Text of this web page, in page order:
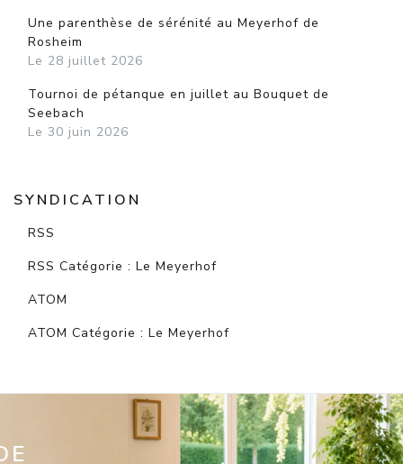
Une parenthèse de sérénité au Meyerhof de
Rosheim
Le 28 juillet 2026
Tournoi de pétanque en juillet au Bouquet de
Seebach
Le 30 juin 2026
SYNDICATION
RSS
RSS Catégorie : Le Meyerhof
ATOM
ATOM Catégorie : Le Meyerhof